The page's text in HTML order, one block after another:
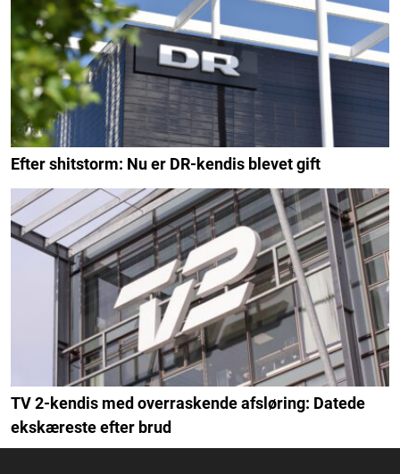
Efter shitstorm: Nu er DR-kendis blevet gift
TV 2-kendis med overraskende afsløring: Datede
ekskæreste efter brud